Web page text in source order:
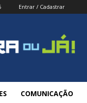
Entrar / Cadastrar
COMUNICAÇÃO